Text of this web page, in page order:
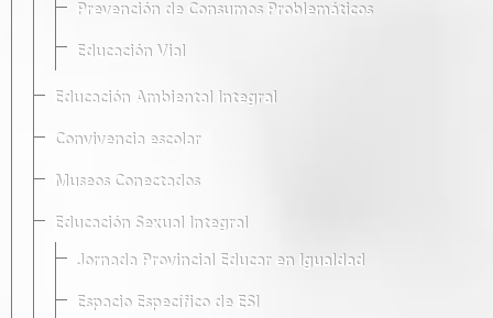
Prevención de Consumos Problemáticos
Educación Vial
Educación Ambiental Integral
Convivencia escolar
Museos Conectados
Educación Sexual Integral
Jornada Provincial Educar en Igualdad
Espacio Específico de ESI